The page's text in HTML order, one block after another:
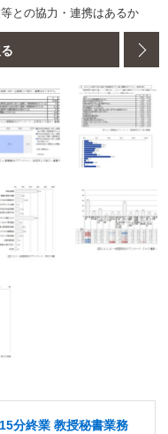
との協力・連携はあるか
分終業 教授秘書業務